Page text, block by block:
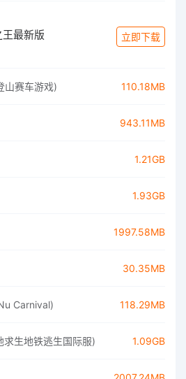
王最新版 立即下载
山赛车游戏) 110.18MB
943.11MB
1.21GB
1.93GB
1997.58MB
30.35MB
Carnival) 118.29MB
求生地铁逃生国际服) 1.09GB